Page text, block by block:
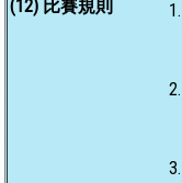
(12) 比賽規則